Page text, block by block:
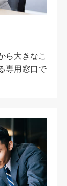
ら大きなこ
専用窓口で